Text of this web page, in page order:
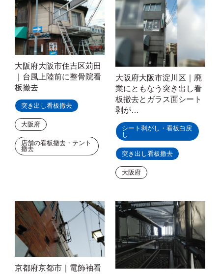
大阪府大阪市住吉区苅田
｜台風上陸前に整骨院看
板撤去
突き出し看板撤去
大阪府
店舗の看板撤去・テント
撤去
大阪府大阪市淀川区｜廃
業にともなう突き出し看
板撤去とガラス面シート
剥が…
シート剥がし・看板白戻
し
突き出し看板撤去
大阪府
京都府京都市｜電飾袖看